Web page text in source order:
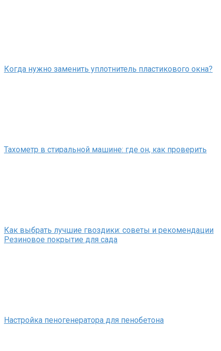
Когда нужно заменить уплотнитель пластикового окна?
Тахометр в стиральной машине: где он, как проверить
Как выбрать лучшие гвоздики: советы и рекомендации
Резиновое покрытие для сада
Настройка пеногенератора для пенобетона